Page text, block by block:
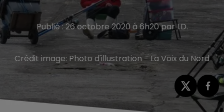
Publié : 26 octobre 2020 à 6h20 par I.D.
Crédit image: Photo d'illustration - La Voix du Nord